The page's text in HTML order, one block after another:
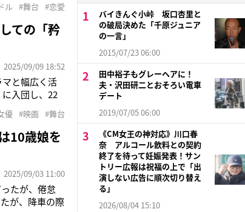
を言ってみ
ル #舞台 #恋愛
ての「矜
2025/09/09 18:52
と幅広く活
入団し、22
、急遽代役を
優 #映画 #舞台
10歳娘を
2025/09/03 11:00
たが、倦怠
が、降車の際
バイきんぐ小峠 坂口杏里と
の破局決めた「千原ジュニア
の一言」
2015/07/23 06:00
田中裕子もグレーヘアに！
夫・沢田研二とおそろい電車
デート
2019/07/05 06:00
《CM女王の神対応》川口春
奈 アルコール飲料との契約
終了を待って妊娠発表！サン
トリー広報は祝福の上で「出
演しない広告に順次切り替え
る」
2026/08/04 15:10